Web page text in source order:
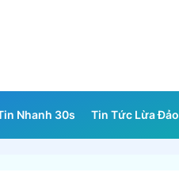
Nhanh 30s Tin Tức Lừa Đảo